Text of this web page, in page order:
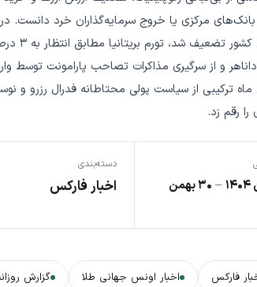
مرکزی یا خروج سرمایه‌گذاران خرد دانست. در
بهره
داناهر و از سرگیری مذاکرات تصاحب پارامونت توسط
ترکیبی از سیاست پولی محتاطانه فدرال رزرو و
را رقم زد.
–
۳۰ بهمن
دسته‌بندی
اخبار فارکس
فارکس اخبار اونس جهانی طلا گزارش